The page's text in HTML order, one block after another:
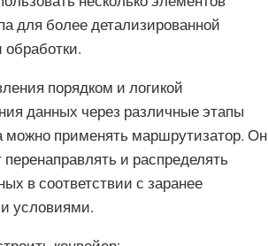
для более детализированной
обработки.
порядком и логикой
данных через различные этапы
можно применять маршрутизатор. Он
перенаправлять и распределять
в соответствии с заранее
условиями.